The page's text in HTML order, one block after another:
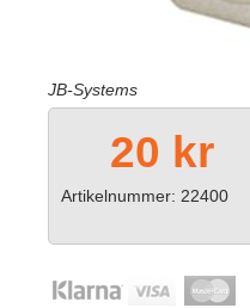
JB-Systems
20 kr
Artikelnummer: 22400